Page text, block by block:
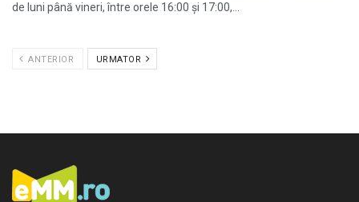
de luni până vineri, între orele 16:00 și 17:00,...
ANTERIOR URMATOR